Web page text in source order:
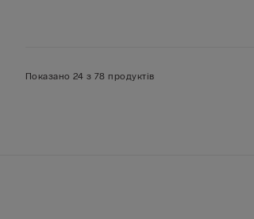
Показано 24 з 78 продуктів